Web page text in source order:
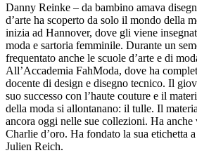
Danny Reinke – da bambino amava
d’arte ha scoperto da solo il mondo della
inizia ad Hannover, dove gli viene
moda e sartoria femminile. Durante un
frequentato anche le scuole d’arte e di
All’Accademia FahModa, dove ha
docente di design e disegno tecnico. Il
suo successo con l’haute couture e il
della moda si allontanano: il tulle. Il
ancora oggi nelle sue collezioni. Ha
Charlie d’oro. Ha fondato la sua etichetta
Julien Reich.